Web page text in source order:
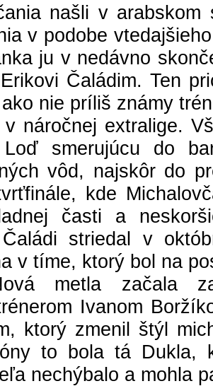
našli v arabskom
v podobe
ju v nedávno
Čaládim. Ten
nie príliš známy
náročnej extralige.
smerujúcu do
vôd, najskôr do
kde
časti a
striedal v
v tíme, ktorý bol na
metla začala
Ivanom
ktorý zmenil štýl
to bola tá Dukla,
nechýbalo a mohla